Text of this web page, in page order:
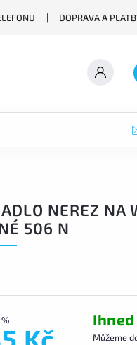
DOPRAVA A
NEREZ NA
506 N
Kč
Můžeme